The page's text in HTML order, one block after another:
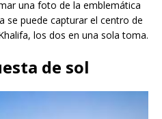
una foto de la emblemática
se puede capturar el centro de
los dos en una sola toma.
de sol